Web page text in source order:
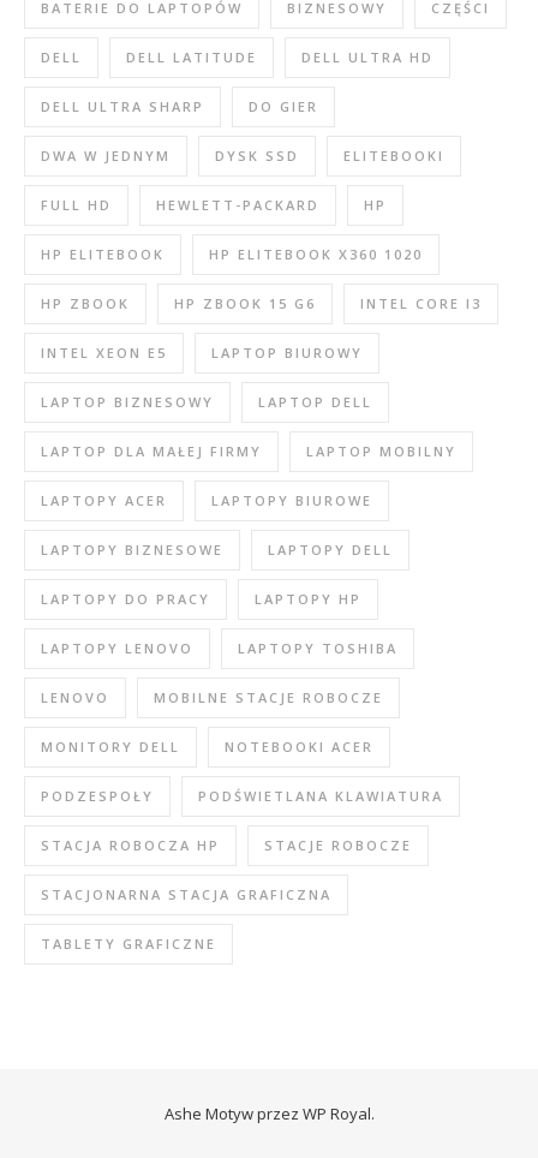
BATERIE DO LAPTOPÓW BIZNESOWY CZĘŚCI
DELL DELL LATITUDE DELL ULTRA HD
DELL ULTRA SHARP DO GIER
DWA W JEDNYM DYSK SSD ELITEBOOKI
FULL HD HEWLETT-PACKARD HP
HP ELITEBOOK HP ELITEBOOK X360 1020
HP ZBOOK HP ZBOOK 15 G6 INTEL CORE I3
INTEL XEON E5 LAPTOP BIUROWY
LAPTOP BIZNESOWY LAPTOP DELL
LAPTOP DLA MAŁEJ FIRMY LAPTOP MOBILNY
LAPTOPY ACER LAPTOPY BIUROWE
LAPTOPY BIZNESOWE LAPTOPY DELL
LAPTOPY DO PRACY LAPTOPY HP
LAPTOPY LENOVO LAPTOPY TOSHIBA
LENOVO MOBILNE STACJE ROBOCZE
MONITORY DELL NOTEBOOKI ACER
PODZESPOŁY PODŚWIETLANA KLAWIATURA
STACJA ROBOCZA HP STACJE ROBOCZE
STACJONARNA STACJA GRAFICZNA
TABLETY GRAFICZNE
Ashe Motyw przez WP Royal.